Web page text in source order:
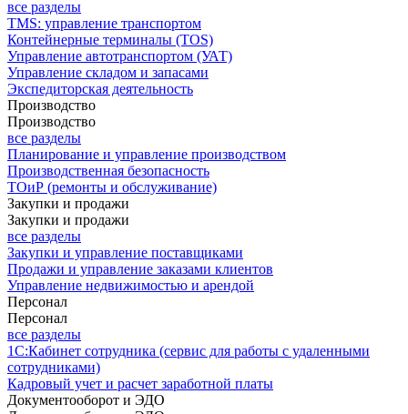
все разделы
TMS: управление транспортом
Контейнерные терминалы (TOS)
Управление автотранспортом (УАТ)
Управление складом и запасами
Экспедиторская деятельность
Производство
Производство
все разделы
Планирование и управление производством
Производственная безопасность
ТОиР (ремонты и обслуживание)
Закупки и продажи
Закупки и продажи
все разделы
Закупки и управление поставщиками
Продажи и управление заказами клиентов
Управление недвижимостью и арендой
Персонал
Персонал
все разделы
1С:Кабинет сотрудника (сервис для работы с удаленными
сотрудниками)
Кадровый учет и расчет заработной платы
Документооборот и ЭДО